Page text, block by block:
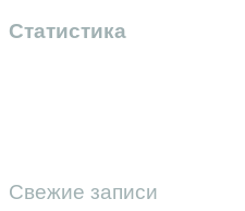
Статистика
Свежие записи